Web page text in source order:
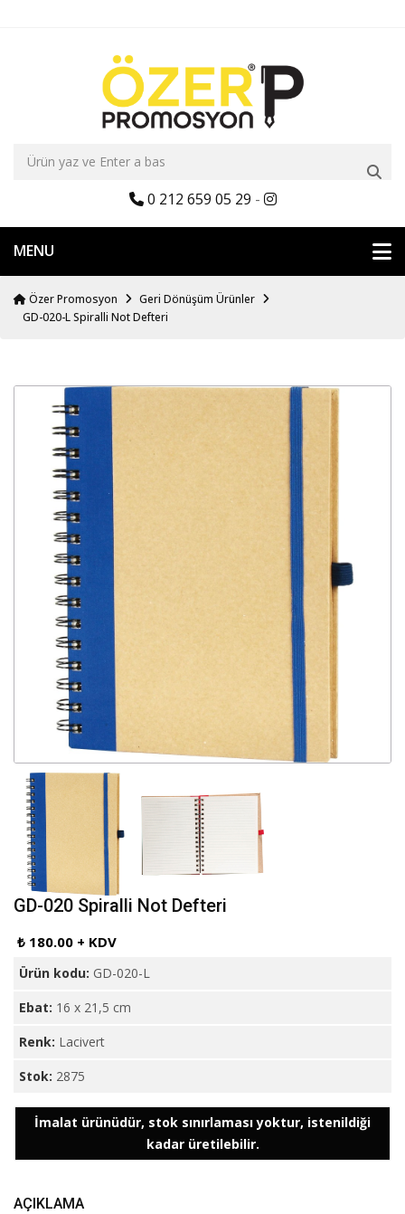
0 212 659 05 29 -
MENU
Özer Promosyon
Geri Dönüşüm Ürünler
GD-020-L Spiralli Not Defteri
GD-020 Spiralli Not Defteri
₺ 180.00 + KDV
Ürün kodu: GD-020-L
Ebat: 16 x 21,5 cm
Renk: Lacivert
Stok: 2875
İmalat ürünüdür, stok sınırlaması yoktur, istenildiği
kadar üretilebilir.
AÇIKLAMA